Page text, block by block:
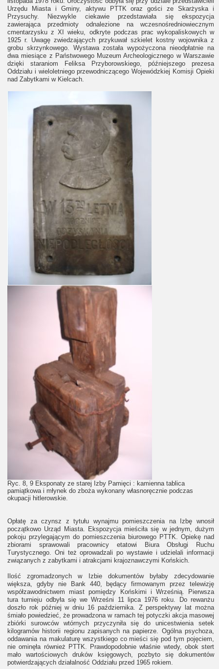
Urzędu Miasta i Gminy, aktywu PTTK oraz gości ze Skarżyska i
Przysuchy. Niezwykle ciekawie przedstawiała się ekspozycja
zawierająca przedmioty odnalezione na wczesnośredniowiecznym
cmentarzysku z XI wieku, odkryte podczas prac wykopaliskowych w
1925 r. Uwagę zwiedzających przykuwał szkielet kostny wojownika z
grobu skrzynkowego. Wystawa została wypożyczona nieodpłatnie na
dwa miesiące z Państwowego Muzeum Archeologicznego w Warszawie
dzięki staraniom Feliksa Przyborowskiego, późniejszego prezesa
Oddziału i wieloletniego przewodniczącego Wojewódzkiej Komisji Opieki
nad Zabytkami w Kielcach.
Ryc. 8, 9 Eksponaty ze starej Izby Pamięci : kamienna tablica
pamiątkowa i młynek do zboża wykonany własnoręcznie podczas
okupacji hitlerowskie.
Opłatę za czynsz z tytułu wynajmu pomieszczenia na Izbę wnosił
początkowo Urząd Miasta. Ekspozycja mieściła się w jednym, dużym
pokoju przylegającym do pomieszczenia biurowego PTTK. Opiekę nad
zbiorami sprawowali pracownicy etatowi Biura Obsługi Ruchu
Turystycznego. Oni też oprowadzali po wystawie i udzielali informacji
związanych z zabytkami i atrakcjami krajoznawczymi Końskich.
Ilość zgromadzonych w Izbie dokumentów byłaby zdecydowanie
większa, gdyby nie Bank 440, będący firmowanym przez telewizję
współzawodnictwem miast pomiędzy Końskimi i Wrześnią. Pierwsza
tura turnieju odbyła się we Wrześni 11 lipca 1976 roku. Do rewanżu
doszło rok później w dniu 16 października. Z perspektywy lat można
śmiało powiedzieć, że prowadzona w ramach tej potyczki akcja masowej
zbiórki surowców wtórnych przyczyniła się do unicestwienia setek
kilogramów historii regionu zapisanych na papierze. Ogólna psychoza,
oddawania na makulaturę wszystkiego co mieści się pod tym pojęciem,
nie ominęła również PTTK. Prawdopodobnie właśnie wtedy, obok stert
mało wartościowych druków księgowych, pozbyto się dokumentów
potwierdzających działalność Oddziału przed 1965 rokiem.